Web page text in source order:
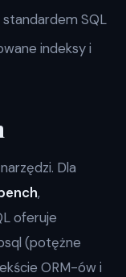
standardem SQL
indeksy i
Dla
,
oferuje
(potężne
ORM-ów i